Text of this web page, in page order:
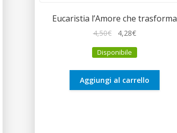
Eucaristia l’Amore che trasforma
4,50€
originale
4,50€.
4,28€Il
attuale
4,28€.
Disponibile
Aggiungi al carrello